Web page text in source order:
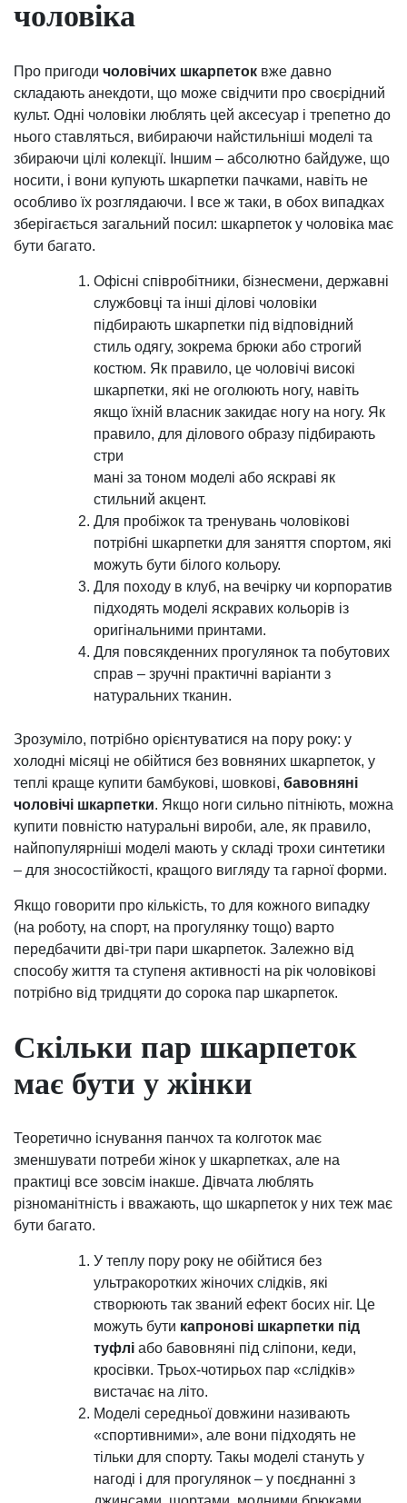
чоловіка
Про пригоди чоловічих шкарпеток вже давно
складають анекдоти, що може свідчити про своєрідний
культ. Одні чоловіки люблять цей аксесуар і трепетно ​​до
нього ставляться, вибираючи найстильніші моделі та
збираючи цілі колекції. Іншим – абсолютно байдуже, що
носити, і вони купують шкарпетки пачками, навіть не
особливо їх розглядаючи. І все ж таки, в обох випадках
зберігається загальний посил: шкарпеток у чоловіка має
бути багато.
Офісні співробітники, бізнесмени, державні
службовці та інші ділові чоловіки
підбирають шкарпетки під відповідний
стиль одягу, зокрема брюки або строгий
костюм. Як правило, це чоловічі високі
шкарпетки, які не оголюють ногу, навіть
якщо їхній власник закидає ногу на ногу. Як
правило, для ділового образу підбирають
стри
мані за тоном моделі або яскраві як
стильний акцент.
Для пробіжок та тренувань чоловікові
потрібні шкарпетки для заняття спортом, які
можуть бути білого кольору.
Для походу в клуб, на вечірку чи корпоратив
підходять моделі яскравих кольорів із
оригінальними принтами.
Для повсякденних прогулянок та побутових
справ – зручні практичні варіанти з
натуральних тканин.
Зрозуміло, потрібно орієнтуватися на пору року: у
холодні місяці не обійтися без вовняних шкарпеток, у
теплі краще купити бамбукові, шовкові, бавовняні
чоловічі шкарпетки. Якщо ноги сильно пітніють, можна
купити повністю натуральні вироби, але, як правило,
найпопулярніші моделі мають у складі трохи синтетики
– для зносостійкості, кращого вигляду та гарної форми.
Якщо говорити про кількість, то для кожного випадку
(на роботу, на спорт, на прогулянку тощо) варто
передбачити дві-три пари шкарпеток. Залежно від
способу життя та ступеня активності на рік чоловікові
потрібно від тридцяти до сорока пар шкарпеток.
Скільки пар шкарпеток
має бути у жінки
Теоретично існування панчох та колготок має
зменшувати потреби жінок у шкарпетках, але на
практиці все зовсім інакше. Дівчата люблять
різноманітність і вважають, що шкарпеток у них теж має
бути багато.
У теплу пору року не обійтися без
ультракоротких жіночих слідків, які
створюють так званий ефект босих ніг. Це
можуть бути капронові шкарпетки під
туфлі або бавовняні під сліпони, кеди,
кросівки. Трьох-чотирьох пар «слідків»
вистачає на літо.
Моделі середньої довжини називають
«спортивними», але вони підходять не
тільки для спорту. Такы моделі стануть у
нагоді і для прогулянок – у поєднанні з